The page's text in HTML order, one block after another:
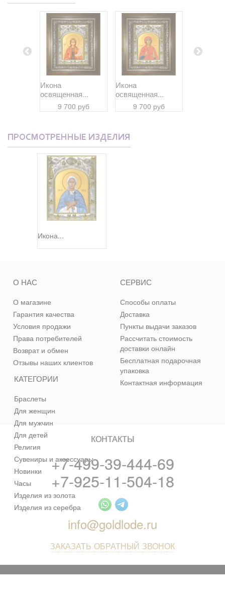
Икона
освященная...
9 700 руб
Икона
освященная...
9 700 руб
ПРОСМОТРЕННЫЕ ИЗДЕЛИЯ
Икона...
КАТЕГОРИИ
Браслеты
Для женщин
Для мужчин
Для детей
Религия
Сувениры и аксессуары
Новинки
Часы
Изделия из золота
Изделия из серебра
О НАС
О магазине
Гарантия качества
Условия продажи
Права потребителей
Возврат и обмен
Отзывы наших клиентов
СЕРВИС
Способы оплаты
Доставка
Пункты выдачи заказов
Рассчитать стоимость
доставки онлайн
Бесплатная подарочная
упаковка
Контактная информация
КОНТАКТЫ
+7-499-39-444-69
+7-925-11-504-18
info@goldlode.ru
ЗАКАЗАТЬ ОБРАТНЫЙ ЗВОНОК